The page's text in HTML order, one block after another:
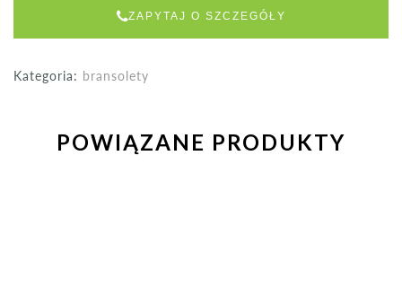
ZAPYTAJ O SZCZEGÓŁY
Kategoria: bransolety
POWIĄZANE PRODUKTY